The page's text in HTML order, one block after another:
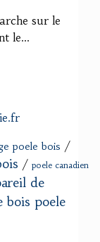
sur le
le...
poele bois /
/ poele canadien
de
bois poele